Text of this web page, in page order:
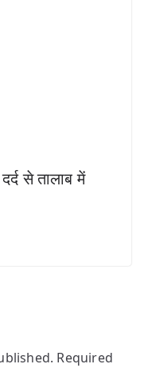
से तालाब में
Required